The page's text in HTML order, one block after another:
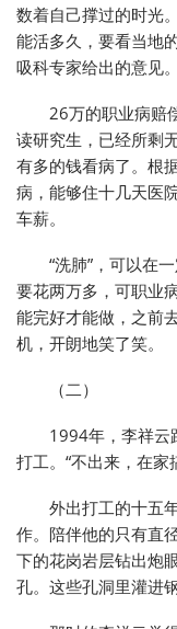
数着自己撑过的时光
能活多久，要看当地
吸科专家给出的意见。
26万的职业病赔
读研究生，已经所剩
有多的钱看病了。根
病，能够住十几天医
车薪。
“洗肺”，可以在
要花两万多，可职业
能完好才能做，之前
机，开朗地笑了笑。
（二）
1994年，李祥云
打工。“不出来，在家
外出打工的十五
作。陪伴他的只有直
下的花岗岩层钻出炮
孔。这些孔洞里灌进